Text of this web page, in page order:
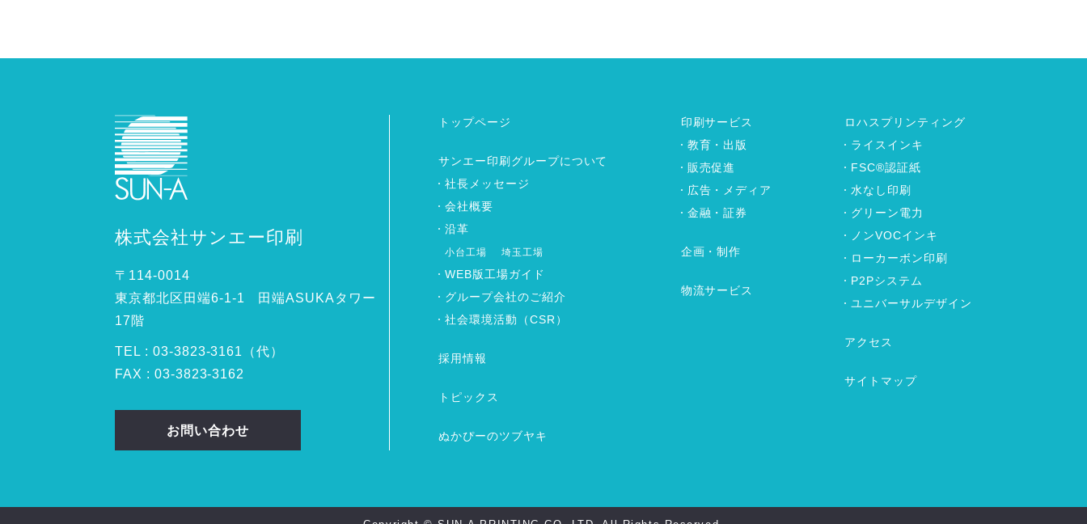
株式会社サンエー印刷
〒114-0014
東京都北区田端6-1-1 田端ASUKAタワー
17階
TEL : 03-3823-3161（代）
FAX : 03-3823-3162
お問い合わせ
トップページ
サンエー印刷グループについて
社長メッセージ
会社概要
沿革
小台工場 埼玉工場
WEB版工場ガイド
グループ会社のご紹介
社会環境活動（CSR）
採用情報
トピックス
ぬかぴーのツブヤキ
印刷サービス
教育・出版
販売促進
広告・メディア
金融・証券
企画・制作
物流サービス
ロハスプリンティング
ライスインキ
FSC®認証紙
水なし印刷
グリーン電力
ノンVOCインキ
ローカーボン印刷
P2Pシステム
ユニバーサルデザイン
アクセス
サイトマップ